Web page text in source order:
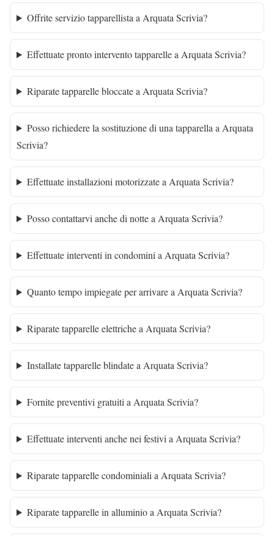
Offrite servizio tapparellista a Arquata Scrivia?
Effettuate pronto intervento tapparelle a Arquata Scrivia?
Riparate tapparelle bloccate a Arquata Scrivia?
Posso richiedere la sostituzione di una tapparella a Arquata
Scrivia?
Effettuate installazioni motorizzate a Arquata Scrivia?
Posso contattarvi anche di notte a Arquata Scrivia?
Effettuate interventi in condomini a Arquata Scrivia?
Quanto tempo impiegate per arrivare a Arquata Scrivia?
Riparate tapparelle elettriche a Arquata Scrivia?
Installate tapparelle blindate a Arquata Scrivia?
Fornite preventivi gratuiti a Arquata Scrivia?
Effettuate interventi anche nei festivi a Arquata Scrivia?
Riparate tapparelle condominiali a Arquata Scrivia?
Riparate tapparelle in alluminio a Arquata Scrivia?